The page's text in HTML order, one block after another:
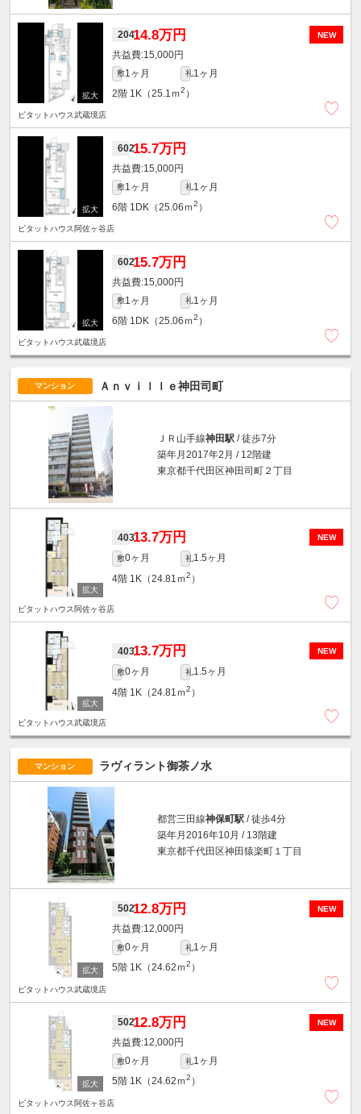
NEW
20414.8万円
15,000円
敷1ヶ月 礼1ヶ月
2階 1K（25.1ｍ2 ）
ピタットハウス武蔵境店
60215.7万円
15,000円
敷1ヶ月 礼1ヶ月
6階 1DK（25.06ｍ2 ）
ピタットハウス阿佐ヶ谷店
60215.7万円
15,000円
敷1ヶ月 礼1ヶ月
6階 1DK（25.06ｍ2 ）
ピタットハウス武蔵境店
マンション Ａｎｖｉｌｌｅ神田司町
ＪＲ山手線神田駅 / 徒歩7分
築年月2017年2月 / 12階建
東京都千代田区神田司町２丁目
NEW
40313.7万円
敷0ヶ月 礼1.5ヶ月
4階 1K（24.81ｍ2 ）
ピタットハウス阿佐ヶ谷店
NEW
40313.7万円
敷0ヶ月 礼1.5ヶ月
4階 1K（24.81ｍ2 ）
ピタットハウス武蔵境店
マンション ラヴィラント御茶ノ水
都営三田線神保町駅 / 徒歩4分
築年月2016年10月 / 13階建
東京都千代田区神田猿楽町１丁目
NEW
50212.8万円
12,000円
敷0ヶ月 礼1ヶ月
5階 1K（24.62ｍ2 ）
ピタットハウス武蔵境店
NEW
50212.8万円
12,000円
敷0ヶ月 礼1ヶ月
5階 1K（24.62ｍ2 ）
ピタットハウス阿佐ヶ谷店